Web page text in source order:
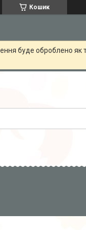
Кошик
буде оброблено як